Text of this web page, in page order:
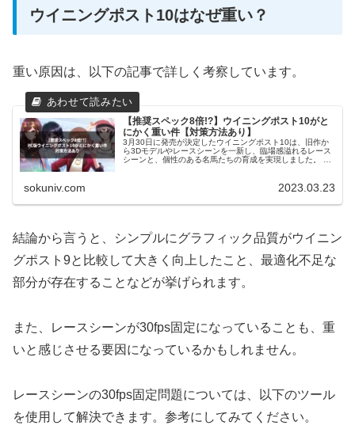
ウイニングポスト10はなぜ重い？
重い原因は、以下の記事で詳しく考察しています。
【推奨スペック8倍!?】ウイニングポスト10がと
にかく重い件【対策方法あり】
3月30日に発売が決定したウイニングポスト10は、旧作か
ら3Dモデルやレースシーンを一新し、臨場感溢れるレース
シーンと、個性のある名馬たちの育成を実現しました。 特
sokuniv.com 2023.03.23
結論から言うと、シンプルにグラフィック品質がウイニン
グポスト9と比較して大きく向上したこと、最適化不足な
部分が存在することなどが挙げられます。
また、レースシーンが30fps固定になっていることも、重
いと感じさせる要因になっているかもしれません。
レースシーンの30fps固定問題については、以下のツール
を使用して解決できます。参考にしてみてください。